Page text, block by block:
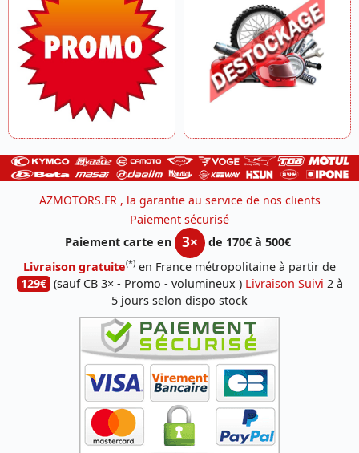
AZMOTORS.FR , la garantie au service de nos clients
Paiement sécurisé
Paiement carte en
3×
de 170€ à 500€
Livraison gratuite(*) en France métropolitaine à partir de
129€ (sauf CB 3× - Promo - volumineux ) Livraison Suivi 2 à
5 jours selon dispo stock